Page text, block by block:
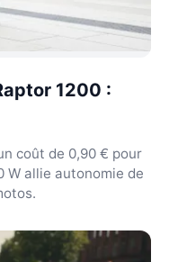
1200 :
coût de 0,90 € pour
W allie autonomie de